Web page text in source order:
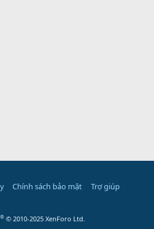
Chính sách bảo mật
Trợ giúp
® © 2010-2025 XenForo Ltd.